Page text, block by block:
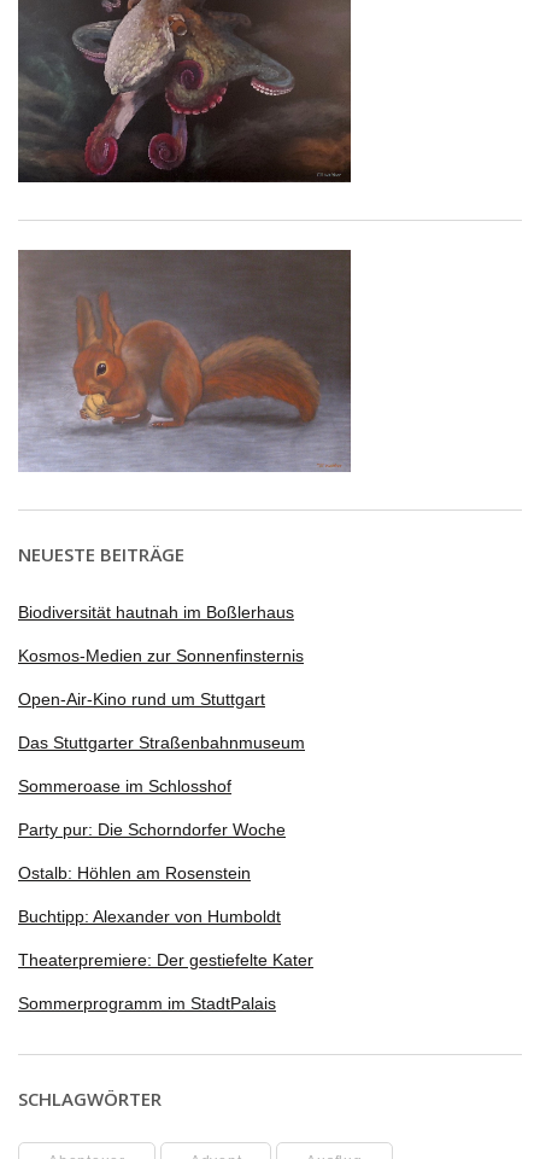
NEUESTE BEITRÄGE
Biodiversität hautnah im Boßlerhaus
Kosmos-Medien zur Sonnenfinsternis
Open-Air-Kino rund um Stuttgart
Das Stuttgarter Straßenbahnmuseum
Sommeroase im Schlosshof
Party pur: Die Schorndorfer Woche
Ostalb: Höhlen am Rosenstein
Buchtipp: Alexander von Humboldt
Theaterpremiere: Der gestiefelte Kater
Sommerprogramm im StadtPalais
SCHLAGWÖRTER